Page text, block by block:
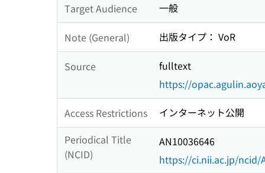
Target Audience 一般
Note (General) 出版タイプ： VoR
Source
fulltext
https://
Access Restrictions
インターネット公開
Periodical Title
(NCID)
AN10036646
https://ci.nii.ac.jp/ncid/